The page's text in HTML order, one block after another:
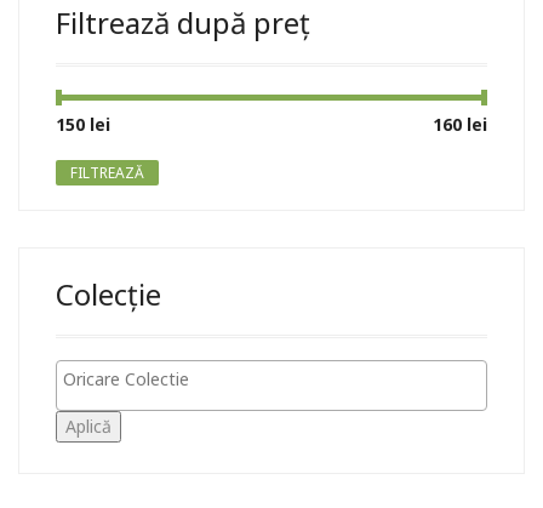
Filtrează după preț
Preț
Preț
FILTREAZĂ
150 lei 160 lei
Colecție
Aplică